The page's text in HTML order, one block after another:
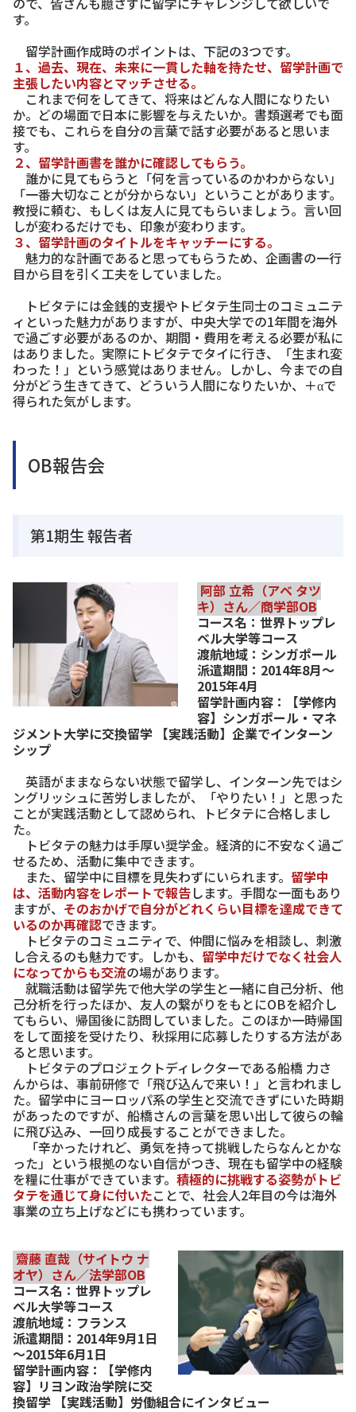
す。
留学計画作成時のポイントは、下記の3つです。
１、過去、現在、未来に一貫した軸を持たせ、留学計画で
主張したい内容とマッチさせる。
これまで何をしてきて、将来はどんな人間になりたい
か。どの場面で日本に影響を与えたいか。書類選考でも面
接でも、これらを自分の言葉で話す必要があると思いま
す。
２、留学計画書を誰かに確認してもらう。
誰かに見てもらうと「何を言っているのかわからない」
「一番大切なことが分からない」ということがあります。
教授に頼む、もしくは友人に見てもらいましょう。言い回
しが変わるだけでも、印象が変わります。
３、留学計画のタイトルをキャッチーにする。
魅力的な計画であると思ってもらうため、企画書の一行
目から目を引く工夫をしていました。
トビタテには金銭的支援やトビタテ生同士のコミュニテ
ィといった魅力がありますが、中央大学での1年間を海外
で過ごす必要があるのか、期間・費用を考える必要が私に
はありました。実際にトビタテでタイに行き、「生まれ変
わった！」という感覚はありません。しかし、今までの自
分がどう生きてきて、どういう人間になりたいか、＋αで
得られた気がします。
OB報告会
第1期生 報告者
阿部 立希（アベ タツ
キ）さん／商学部OB
コース名：世界トップレ
ベル大学等コース
渡航地域：シンガポール
派遣期間：2014年8月～
2015年4月
留学計画内容：【学修内
容】シンガポール・マネ
ジメント大学に交換留学 【実践活動】企業でインターン
シップ
英語がままならない状態で留学し、インターン先ではシ
ングリッシュに苦労しましたが、「やりたい！」と思った
ことが実践活動として認められ、トビタテに合格しまし
た。
トビタテの魅力は手厚い奨学金。経済的に不安なく過ご
せるため、活動に集中できます。
また、留学中に目標を見失わずにいられます。 留学中
は、活動内容をレポートで報告します。手間な一面もあり
ますが、 そのおかげで自分がどれくらい目標を達成できて
いるのか再確認できます。
トビタテのコミュニティで、仲間に悩みを相談し、刺激
し合えるのも魅力です。しかも、 留学中だけでなく社会人
になってからも交流の場があります。
就職活動は留学先で他大学の学生と一緒に自己分析、他
己分析を行ったほか、友人の繋がりをもとにOBを紹介し
てもらい、帰国後に訪問していました。このほか一時帰国
をして面接を受けたり、秋採用に応募したりする方法があ
ると思います。
トビタテのプロジェクトディレクターである船橋 力さ
んからは、事前研修で「飛び込んで来い！」と言われまし
た。留学中にヨーロッパ系の学生と交流できずにいた時期
があったのですが、船橋さんの言葉を思い出して彼らの輪
に飛び込み、一回り成長することができました。
「辛かったけれど、勇気を持って挑戦したらなんとかな
った」という根拠のない自信がつき、現在も留学中の経験
を糧に仕事ができています。 積極的に挑戦する姿勢がトビ
タテを通じて身に付いたことで、社会人2年目の今は海外
事業の立ち上げなどにも携わっています。
齋藤 直哉（サイトウ ナ
オヤ）さん／法学部OB
コース名：世界トップレ
ベル大学等コース
渡航地域：フランス
派遣期間：2014年9月1日
～2015年6月1日
留学計画内容：【学修内
容】リヨン政治学院に交
換留学 【実践活動】労働組合にインタビュー